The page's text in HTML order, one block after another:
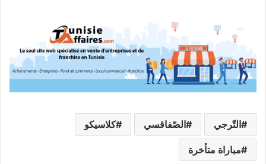
التّرجي الصّفاقسي كلاسيكو
مباراة متأخرة